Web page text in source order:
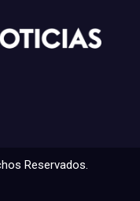
Reservados.